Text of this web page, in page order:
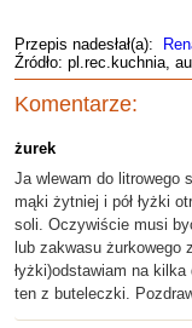
Przepis nadesłał(a):
Źródło: pl.rec.kuchnia,
Komentarze:
żurek
Ja wlewam do litrowego
mąki żytniej i pół łyżki
soli. Oczywiście musi
lub zakwasu żurkowego
łyżki)odstawiam na
ten z buteleczki.